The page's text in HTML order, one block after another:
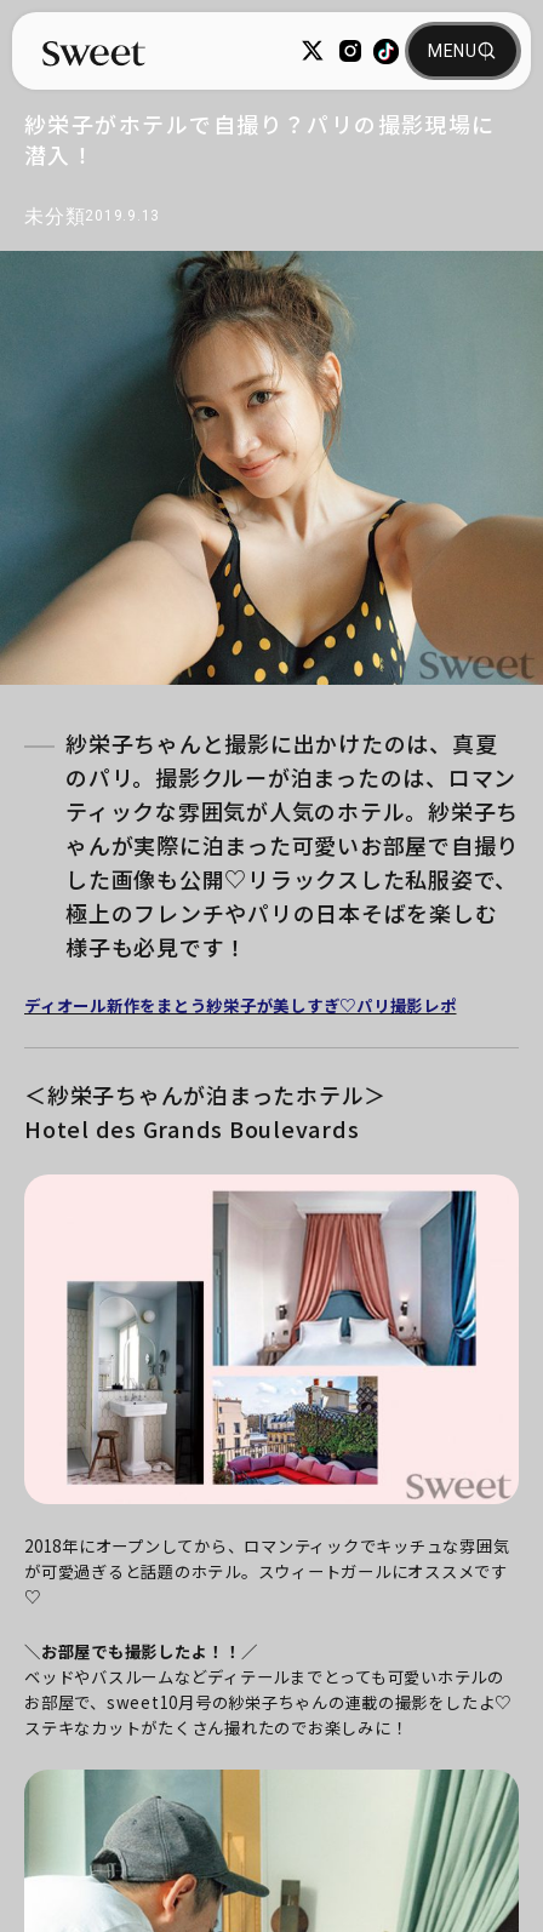
未分類2019.9.13
紗栄子がホテルで自撮り？パリの撮影現場に
潜入！
紗栄子ちゃんと撮影に出かけたのは、真夏
のパリ。撮影クルーが泊まったのは、ロマン
ティックな雰囲気が人気のホテル。紗栄子ち
ゃんが実際に泊まった可愛いお部屋で自撮り
した画像も公開♡リラックスした私服姿で、
極上のフレンチやパリの日本そばを楽しむ
様子も必見です！
ディオール新作をまとう紗栄子が美しすぎ♡パリ撮影レポ
＜紗栄子ちゃんが泊まったホテル＞
Hotel des Grands Boulevards
2018年にオープンしてから、ロマンティックでキッチュな雰囲気
が可愛過ぎると話題のホテル。スウィートガールにオススメです
♡
＼お部屋でも撮影したよ！！／
ベッドやバスルームなどディテールまでとっても可愛いホテルの
お部屋で、sweet10月号の紗栄子ちゃんの連載の撮影をしたよ♡
ステキなカットがたくさん撮れたのでお楽しみに！